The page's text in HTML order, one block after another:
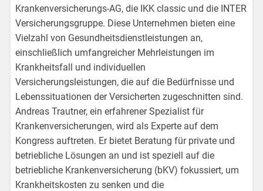
Krankenversicherungs-AG, die IKK classic und die INTER
Versicherungsgruppe. Diese Unternehmen bieten eine
Vielzahl von Gesundheitsdienstleistungen an,
einschließlich umfangreicher Mehrleistungen im
Krankheitsfall und individuellen
Versicherungsleistungen, die auf die Bedürfnisse und
Lebenssituationen der Versicherten zugeschnitten sind.
Andreas Trautner, ein erfahrener Spezialist für
Krankenversicherungen, wird als Experte auf dem
Kongress auftreten. Er bietet Beratung für private und
betriebliche Lösungen an und ist speziell auf die
betriebliche Krankenversicherung (bKV) fokussiert, um
Krankheitskosten zu senken und die